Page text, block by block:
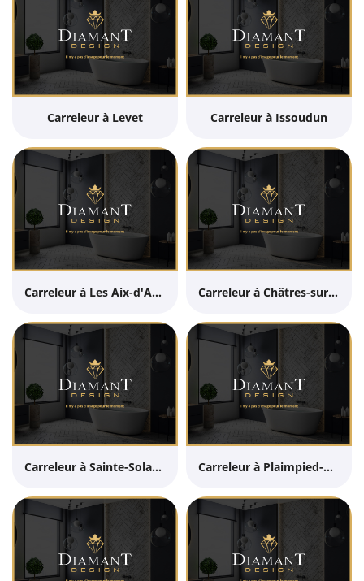
Carreleur à Levet Carreleur à Issoudun
Carreleur à Les Aix-d'Angillon Carreleur à Châtres-sur-Cher
Carreleur à Sainte-Solange Carreleur à Plaimpied-Givaudins